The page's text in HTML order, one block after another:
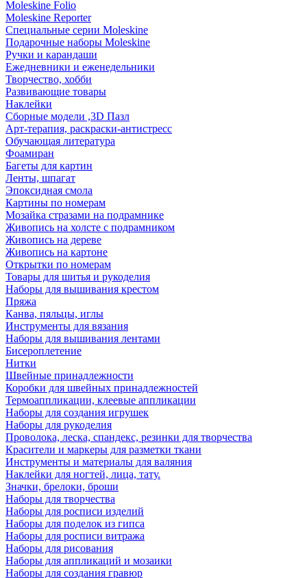
Moleskine Folio
Moleskine Reporter
Специальные серии Moleskine
Подарочные наборы Moleskine
Ручки и карандаши
Ежедневники и еженедельники
Творчество, хобби
Развивающие товары
Наклейки
Сборные модели ,3D Пазл
Арт-терапия, раскраски-антистресс
Обучающая литература
Фоамиран
Багеты для картин
Ленты, шпагат
Эпоксидная смола
Картины по номерам
Мозайка стразами на подрамнике
Живопись на холсте с подрамником
Живопись на дереве
Живопись на картоне
Открытки по номерам
Товары для шитья и рукоделия
Наборы для вышивания крестом
Пряжа
Канва, пяльцы, иглы
Инструменты для вязания
Наборы для вышивания лентами
Бисероплетение
Нитки
Швейные принадлежности
Коробки для швейных принадлежностей
Термоаппликации, клеевые аппликации
Наборы для создания игрушек
Наборы для рукоделия
Проволока, леска, спандекс, резинки для творчества
Красители и маркеры для разметки ткани
Инструменты и материалы для валяния
Наклейки для ногтей, лица, тату.
Значки, брелоки, броши
Наборы для творчества
Наборы для росписи изделий
Наборы для поделок из гипса
Наборы для росписи витража
Наборы для рисования
Наборы для аппликаций и мозаики
Наборы для создания гравюр